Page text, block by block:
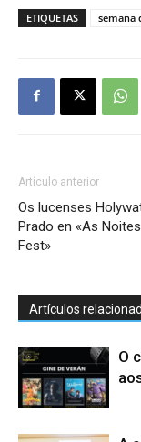
ETIQUETAS semana
Artículo anterior
Os lucenses
Prado en «As
Fest»
Artículos
O